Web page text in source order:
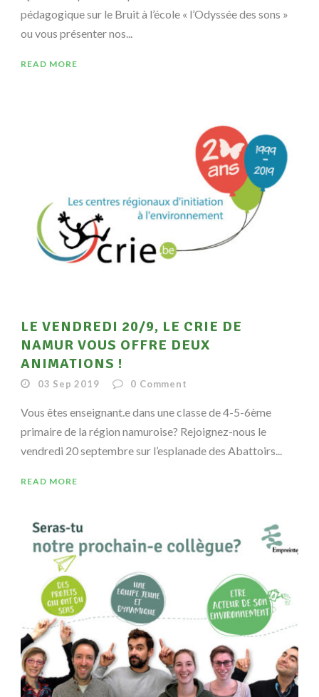
pédagogique sur le Bruit à l’école « l’Odyssée des sons »
ou vous présenter nos...
READ MORE
LE VENDREDI 20/9, LE CRIE DE
NAMUR VOUS OFFRE DEUX
ANIMATIONS !
03 Sep 2019 0 Comment
Vous êtes enseignant.e dans une classe de 4-5-6ème
primaire de la région namuroise? Rejoignez-nous le
vendredi 20 septembre sur l’esplanade des Abattoirs...
READ MORE